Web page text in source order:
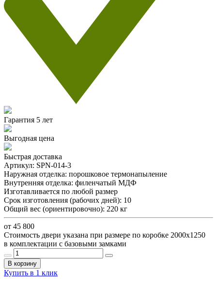
Гарантия 5 лет
Выгодная цена
Быстрая доставка
Артикул: SPN-014-3
Наружная отделка: порошковое термонапыление
Внутренняя отделка: филенчатый МДФ
Изготавливается по любой размер
Срок изготовления (рабочих дней): 10
Общий вес (ориентировочно): 220 кг
от 45 800
Стоимость двери указана при размере по коробке 2000х1250
в комплектации с базовыми замками
В корзину
Купить в 1 клик